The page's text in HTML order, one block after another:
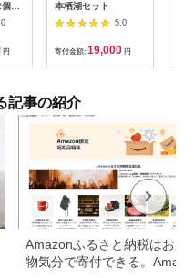
セ
ー
円
本栖湖セット
5.0
寄付金額: 19,000 円
記事の紹介
Amazonふるさと納税はお買
物気分で寄付できる。